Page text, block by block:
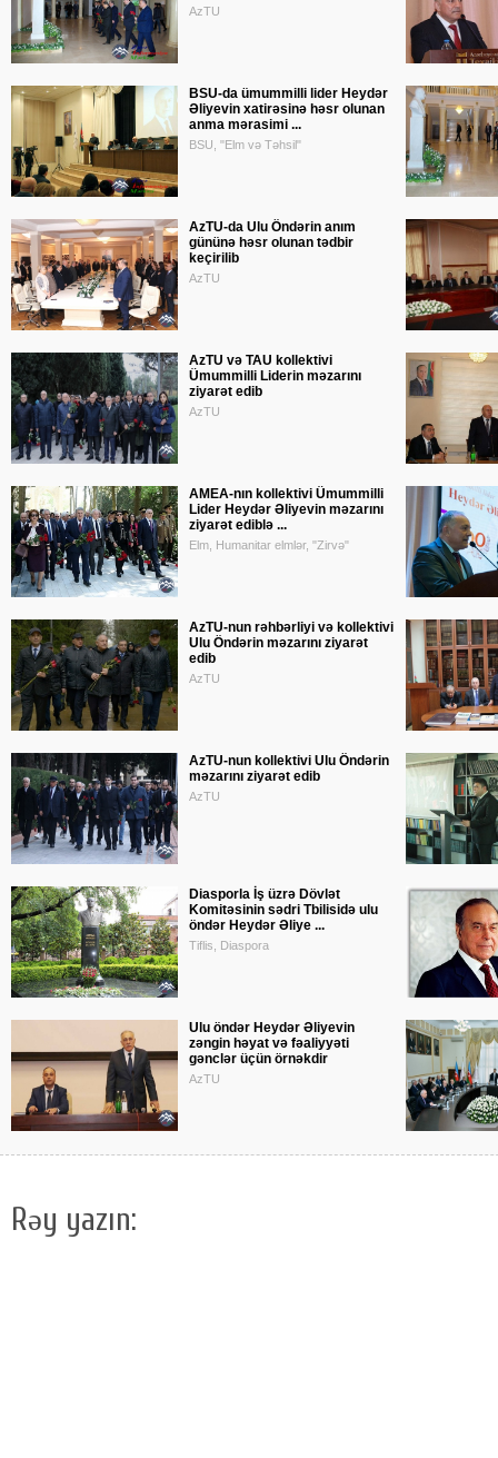
AzTU
BSU-da ümummilli lider Heydər
Əliyevin xatirəsinə həsr olunan
anma mərasimi ...
BSU, "Elm və Təhsil"
AzTU-da Ulu Öndərin anım
gününə həsr olunan tədbir
keçirilib
AzTU
AzTU və TAU kollektivi
Ümummilli Liderin məzarını
ziyarət edib
AzTU
AMEA-nın kollektivi Ümummilli
Lider Heydər Əliyevin məzarını
ziyarət ediblə ...
Elm, Humanitar elmlər, "Zirvə"
AzTU-nun rəhbərliyi və kollektivi
Ulu Öndərin məzarını ziyarət
edib
AzTU
AzTU-nun kollektivi Ulu Öndərin
məzarını ziyarət edib
AzTU
Diasporla İş üzrə Dövlət
Komitəsinin sədri Tbilisidə ulu
öndər Heydər Əliye ...
Tiflis, Diaspora
Ulu öndər Heydər Əliyevin
zəngin həyat və fəaliyyəti
gənclər üçün örnəkdir
AzTU
Rəy yazın: